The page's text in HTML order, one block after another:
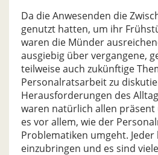
Da die Anwesenden die
genutzt hatten, um ihr
waren die Münder
ausgiebig über vergangene,
teilweise auch zukünftige
Personalratsarbeit zu
Herausforderungen des
waren natürlich allen
es vor allem, wie der
Problematiken umgeht. Jeder
einzubringen und es sind